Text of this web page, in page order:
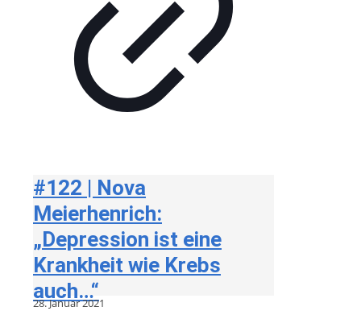
#122 | Nova
Meierhenrich:
„Depression ist eine
Krankheit wie Krebs
auch…“
28. Januar 2021